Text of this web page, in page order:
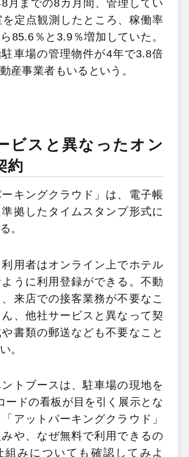
月までの8カ月間、管理してい
を定点観測したところ、稼働率
85.6％と3.9％増加していた。
駐車場の管理物件が4年で3.8倍
産事業者もいるという。
ビスと異なったオン
約
ーキングクラウド」は、電子帳
拠したタイムスタンプ形式に
。
用者はオンライン上でホテル
うに利用登録ができる。不動
来店での接客業務が不要なこ
、他社サービスと異なって契
書類の郵送なども不要なこと
。
トブースは、駐車場の現地を
ードの看板が目を引く展示とな
アットパーキングクラウド」
や、なぜ無料で利用できるの
組みについても確認してみよ